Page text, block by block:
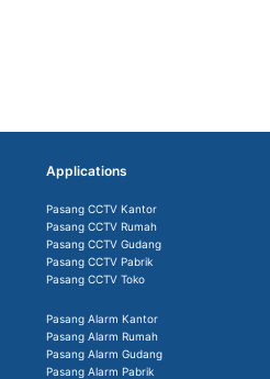
Applications
Pasang CCTV Kantor
Pasang CCTV Rumah
Pasang CCTV Gudang
Pasang CCTV Pabrik
Pasang CCTV Toko
Pasang Alarm Kantor
Pasang Alarm Rumah
Pasang Alarm Gudang
Pasang Alarm Pabrik